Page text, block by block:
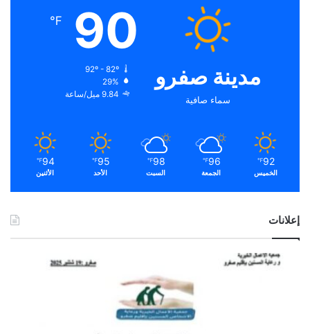
مدينة صفرو
سماء صافية
90
℉
92º - 82º
29%
9.84 ميل/ساعة
92
℉
الخميس
96
℉
الجمعة
98
℉
السبت
95
℉
الأحد
94
℉
الأثنين
إعلانات